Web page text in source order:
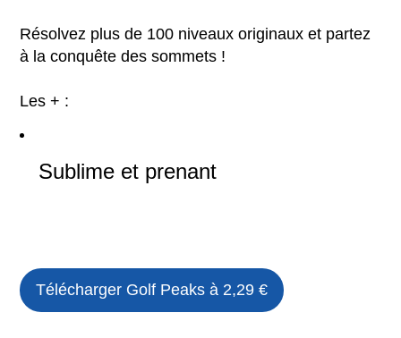
Résolvez plus de 100 niveaux originaux et partez
à la conquête des sommets !
Les + :
Sublime et prenant
Télécharger Golf Peaks à 2,29 €